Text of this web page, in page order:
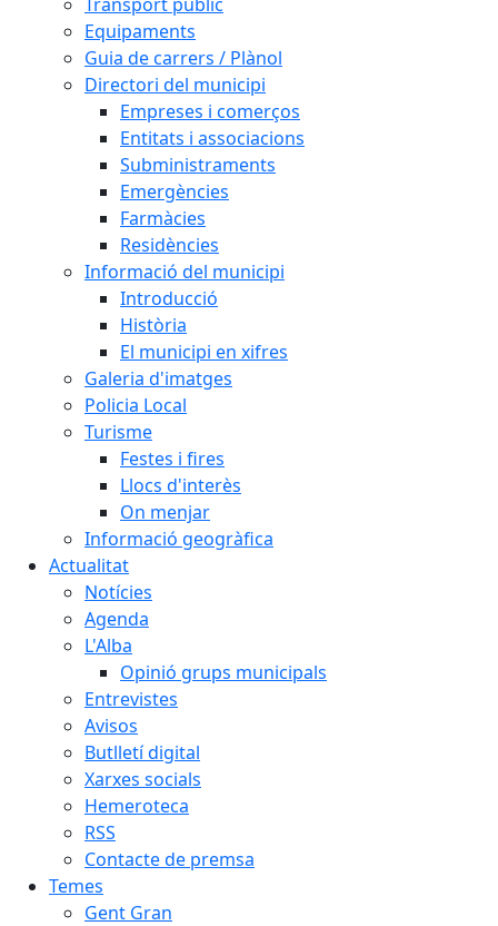
Equipaments
Guia de carrers / Plànol
Directori del municipi
Empreses i comerços
Entitats i associacions
Subministraments
Emergències
Farmàcies
Residències
Informació del municipi
Introducció
Història
El municipi en xifres
Galeria d'imatges
Policia Local
Turisme
Festes i fires
Llocs d'interès
On menjar
Informació geogràfica
Actualitat
Notícies
Agenda
L'Alba
Opinió grups municipals
Entrevistes
Avisos
Butlletí digital
Xarxes socials
Hemeroteca
RSS
Contacte de premsa
Temes
Gent Gran